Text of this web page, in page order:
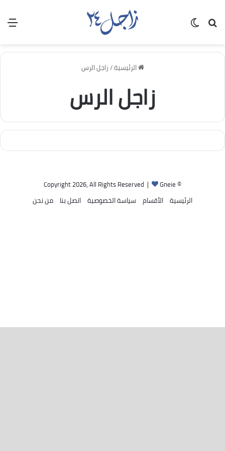
بحث عن
الرئيسية/زاجل الرس
زاجل الرس
© Copyright 2026, All Rights Reserved |
Gneie
الرئيسية الأقسام سياسة الخصوصية اتصل بنا من نحن